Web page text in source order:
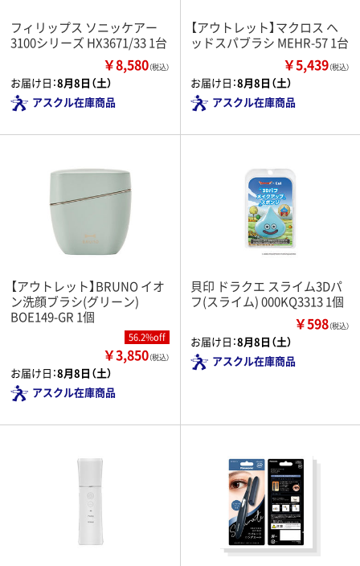
フィリップス ソニッケアー
3100シリーズ HX3671/33 1台
￥8,580（税込）
お届け日：8月8日（土）
アスクル在庫商品
【アウトレット】マクロス ヘ
ッドスパブラシ MEHR-57 1台
￥5,439（税込）
お届け日：8月8日（土）
アスクル在庫商品
【アウトレット】BRUNO イオ
ン洗顔ブラシ(グリーン)
BOE149-GR 1個
56.2%off
￥3,850（税込）
お届け日：8月8日（土）
アスクル在庫商品
貝印 ドラクエ スライム3Dパ
フ(スライム) 000KQ3313 1個
￥598（税込）
お届け日：8月8日（土）
アスクル在庫商品